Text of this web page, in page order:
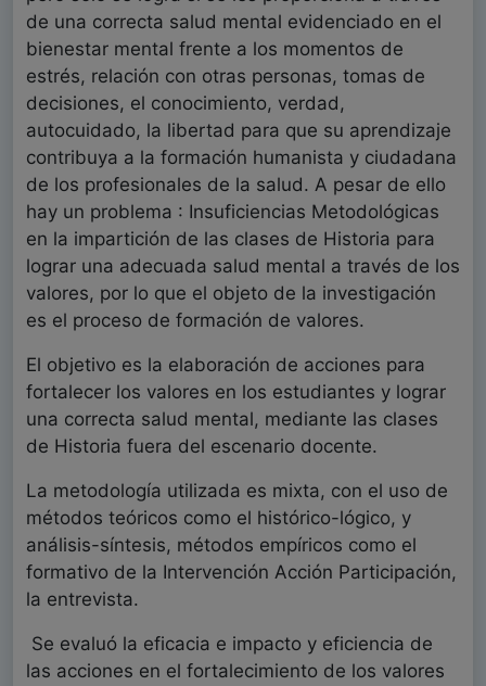
de una correcta salud mental evidenciado en el
bienestar mental frente a los momentos de
estrés, relación con otras personas, tomas de
decisiones, el conocimiento, verdad,
autocuidado, la libertad para que su aprendizaje
contribuya a la formación humanista y ciudadana
de los profesionales de la salud. A pesar de ello
hay un problema : Insuficiencias Metodológicas
en la impartición de las clases de Historia para
lograr una adecuada salud mental a través de los
valores, por lo que el objeto de la investigación
es el proceso de formación de valores.
El objetivo es la elaboración de acciones para
fortalecer los valores en los estudiantes y lograr
una correcta salud mental, mediante las clases
de Historia fuera del escenario docente.
La metodología utilizada es mixta, con el uso de
métodos teóricos como el histórico-lógico, y
análisis-síntesis, métodos empíricos como el
formativo de la Intervención Acción Participación,
la entrevista.
Se evaluó la eficacia e impacto y eficiencia de
las acciones en el fortalecimiento de los valores